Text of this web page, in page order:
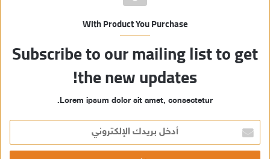
With Product You Purchase
Subscribe to our mailing list to get
the new updates!
Lorem ipsum dolor sit amet, consectetur.
خ
ل